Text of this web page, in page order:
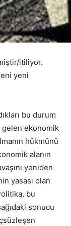
itiliyor.
yeni
bu durum
gelen ekonomik
hükmünü
alanın
yeniden
yasası olan
bu
sonucu